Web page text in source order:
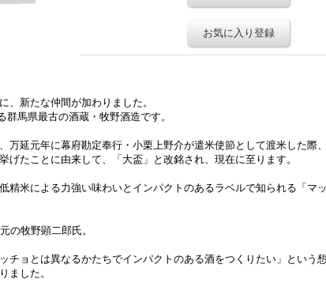
お気に入り登録
、新たな仲間が加わりました。
馬県最古の酒蔵・牧野酒造です。
万延元年に幕府勘定奉行・小栗上野介が遣米使節として渡米した際
げたことに由来して、「大盃」と改銘され、現在に至ります。
精米による力強い味わいとインパクトのあるラベルで知られる「マ
の牧野顕二郎氏。
チョとは異なるかたちでインパクトのある酒をつくりたい」という
ました。